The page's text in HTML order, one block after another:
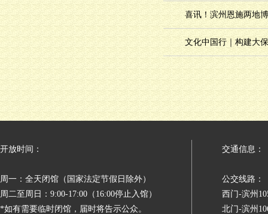
喜讯！滨州恩施两地
文化中国行｜构建大
开放时间：
周一：全天闭馆（国家法定节假日除外）
周二至周日：9:00-17:00（16:00停止入馆）
*如有需要临时闭馆，届时将告示公众。
交通信息：
公交线路：
西门-滨州
北门-滨州